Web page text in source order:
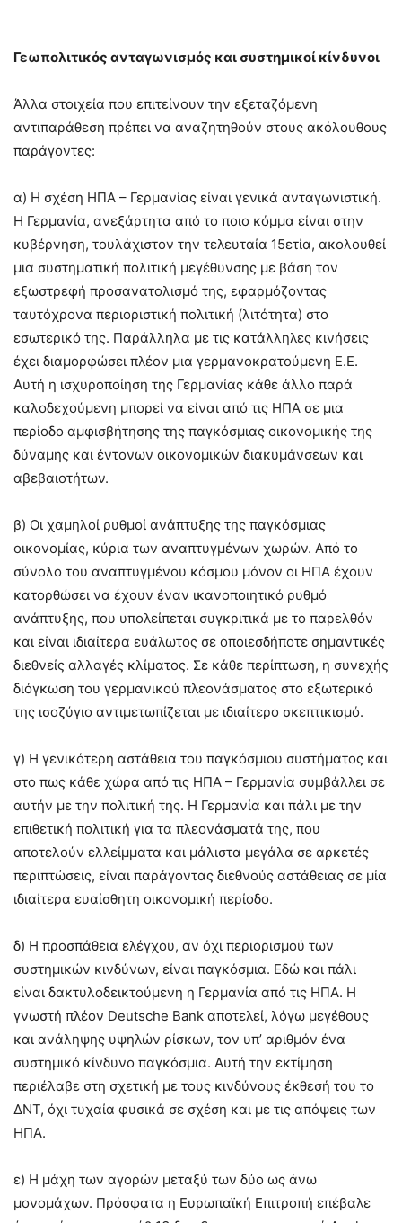
Γεωπολιτικός ανταγωνισμός και συστημικοί κίνδυνοι
Άλλα στοιχεία που επιτείνουν την εξεταζόμενη
αντιπαράθεση πρέπει να αναζητηθούν στους ακόλουθους
παράγοντες:
α) Η σχέση ΗΠΑ – Γερμανίας είναι γενικά ανταγωνιστική.
Η Γερμανία, ανεξάρτητα από το ποιο κόμμα είναι στην
κυβέρνηση, τουλάχιστον την τελευταία 15ετία, ακολουθεί
μια συστηματική πολιτική μεγέθυνσης με βάση τον
εξωστρεφή προσανατολισμό της, εφαρμόζοντας
ταυτόχρονα περιοριστική πολιτική (λιτότητα) στο
εσωτερικό της. Παράλληλα με τις κατάλληλες κινήσεις
έχει διαμορφώσει πλέον μια γερμανοκρατούμενη Ε.Ε.
Αυτή η ισχυροποίηση της Γερμανίας κάθε άλλο παρά
καλοδεχούμενη μπορεί να είναι από τις ΗΠΑ σε μια
περίοδο αμφισβήτησης της παγκόσμιας οικονομικής της
δύναμης και έντονων οικονομικών διακυμάνσεων και
αβεβαιοτήτων.
β) Οι χαμηλοί ρυθμοί ανάπτυξης της παγκόσμιας
οικονομίας, κύρια των αναπτυγμένων χωρών. Από το
σύνολο του αναπτυγμένου κόσμου μόνον οι ΗΠΑ έχουν
κατορθώσει να έχουν έναν ικανοποιητικό ρυθμό
ανάπτυξης, που υπολείπεται συγκριτικά με το παρελθόν
και είναι ιδιαίτερα ευάλωτος σε οποιεσδήποτε σημαντικές
διεθνείς αλλαγές κλίματος. Σε κάθε περίπτωση, η συνεχής
διόγκωση του γερμανικού πλεονάσματος στο εξωτερικό
της ισοζύγιο αντιμετωπίζεται με ιδιαίτερο σκεπτικισμό.
γ) Η γενικότερη αστάθεια του παγκόσμιου συστήματος και
στο πως κάθε χώρα από τις ΗΠΑ – Γερμανία συμβάλλει σε
αυτήν με την πολιτική της. Η Γερμανία και πάλι με την
επιθετική πολιτική για τα πλεονάσματά της, που
αποτελούν ελλείμματα και μάλιστα μεγάλα σε αρκετές
περιπτώσεις, είναι παράγοντας διεθνούς αστάθειας σε μία
ιδιαίτερα ευαίσθητη οικονομική περίοδο.
δ) Η προσπάθεια ελέγχου, αν όχι περιορισμού των
συστημικών κινδύνων, είναι παγκόσμια. Εδώ και πάλι
είναι δακτυλοδεικτούμενη η Γερμανία από τις ΗΠΑ. Η
γνωστή πλέον Deutsche Bank αποτελεί, λόγω μεγέθους
και ανάληψης υψηλών ρίσκων, τον υπ’ αριθμόν ένα
συστημικό κίνδυνο παγκόσμια. Αυτή την εκτίμηση
περιέλαβε στη σχετική με τους κινδύνους έκθεσή του το
ΔΝΤ, όχι τυχαία φυσικά σε σχέση και με τις απόψεις των
ΗΠΑ.
ε) Η μάχη των αγορών μεταξύ των δύο ως άνω
μονομάχων. Πρόσφατα η Ευρωπαϊκή Επιτροπή επέβαλε